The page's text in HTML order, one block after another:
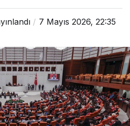
7 Mayıs 2026, 22:35